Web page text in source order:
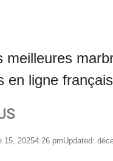
meilleures
en ligne
15, 20254:26 pmUpdated: